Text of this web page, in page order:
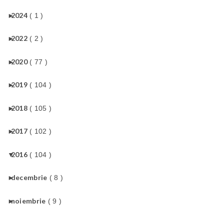
►
2024 ( 1 )
►
2022 ( 2 )
►
2020 ( 77 )
►
2019 ( 104 )
►
2018 ( 105 )
►
2017 ( 102 )
▼
2016 ( 104 )
►
decembrie ( 8 )
►
noiembrie ( 9 )